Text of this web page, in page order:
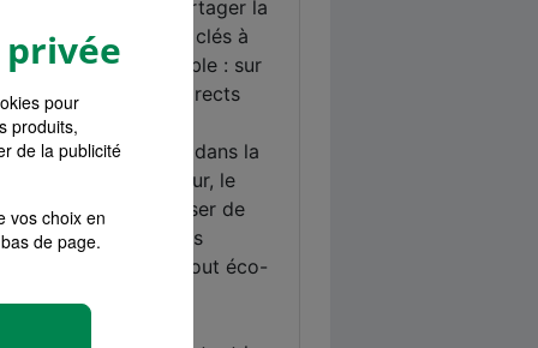
pour
produits,
de la publicité
vos choix en
de page.